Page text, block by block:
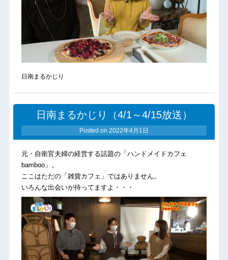
日南まるかじり
日南まるかじり（4/1～4/15放送）
Posted on 2022年4月1日
元・自衛官夫婦の経営する話題の「ハンドメイドカフェ
bamboo」。
ここはただの「雑貨カフェ」ではありません。
いろんな出会いが待ってますよ・・・